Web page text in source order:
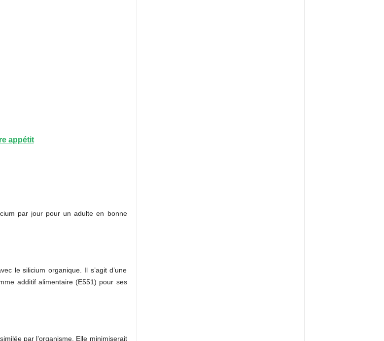
appétit
par jour pour un adulte en bonne
le silicium organique. Il s’agit d’une
additif alimentaire (E551) pour ses
par l’organisme. Elle minimiserait